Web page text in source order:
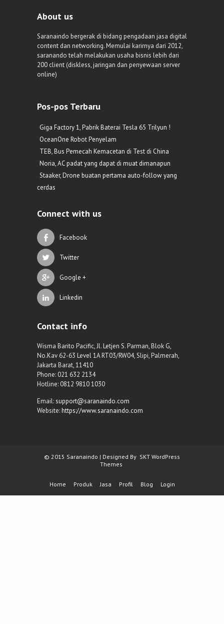
About us
Saranaindo bergerak di bidang pengadaan jasa digital
content dan networking. Memulai karirnya dari 2012,
saranando telah melakukan usaha bisnis lebih dari
200 client (diskless, jaringan dan penyewaan server
online)
Pos-pos Terbaru
Giga Factory 1, Pabrik Baterai Tesla 65 Trilyun !
OceanOne Robot Penyelam
TEB, Bus Pemecah Kemacetan di Test di China
Noria, AC padat yang dapat di muat dimanapun
Staaker, Drone buatan pertama auto-follow yang
cerdas
Connect with us
Facebook
Twitter
Google +
Linkedin
Contact info
Wisma Barito Pacific, Jl. Letjen S. Parman, Blok G,
No.Kav 62-63 Level 1A RT03/RW04, Slipi, Palmerah,
Jakarta Barat, 11410
Phone: 021 632 2134
Hotline: 0812 9810 1030
Email:support@saranaindo.com
Website:https://www.saranaindo.com
© 2015 Saranaindo | Designed By SKT WordPress
Themes
Home Produk Jasa Profil Blog Login